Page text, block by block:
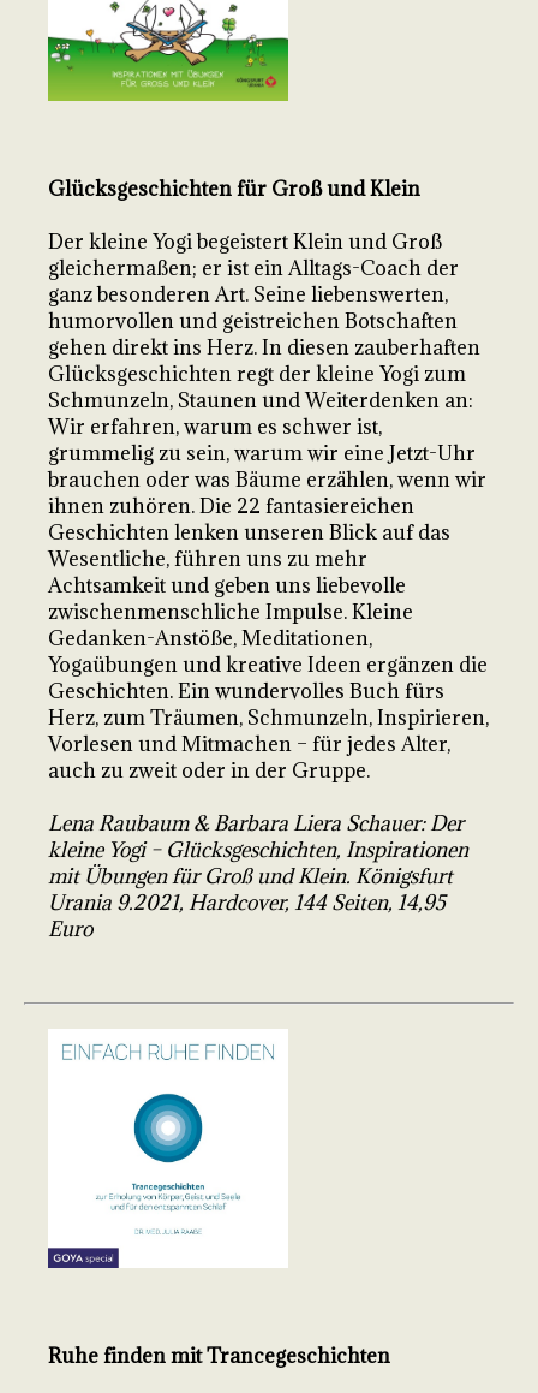
Glücksgeschichten für Groß und Klein
Der kleine Yogi begeistert Klein und Groß
gleichermaßen; er ist ein Alltags-Coach der
ganz besonderen Art. Seine liebenswerten,
humorvollen und geistreichen Botschaften
gehen direkt ins Herz. In diesen zauberhaften
Glücksgeschichten regt der kleine Yogi zum
Schmunzeln, Staunen und Weiterdenken an:
Wir erfahren, warum es schwer ist,
grummelig zu sein, warum wir eine Jetzt-Uhr
brauchen oder was Bäume erzählen, wenn wir
ihnen zuhören. Die 22 fantasiereichen
Geschichten lenken unseren Blick auf das
Wesentliche, führen uns zu mehr
Achtsamkeit und geben uns liebevolle
zwischenmenschliche Impulse. Kleine
Gedanken-Anstöße, Meditationen,
Yogaübungen und kreative Ideen ergänzen die
Geschichten. Ein wundervolles Buch fürs
Herz, zum Träumen, Schmunzeln, Inspirieren,
Vorlesen und Mitmachen – für jedes Alter,
auch zu zweit oder in der Gruppe.
Lena Raubaum & Barbara Liera Schauer: Der
kleine Yogi – Glücksgeschichten, Inspirationen
mit Übungen für Groß und Klein. Königsfurt
Urania 9.2021, Hardcover, 144 Seiten, 14,95
Euro
Ruhe finden mit Trancegeschichten